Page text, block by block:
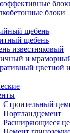
блоки
щебень
щебень
известняковый
и
цветной
Строительный
Портландцемент
Расширяющиеся